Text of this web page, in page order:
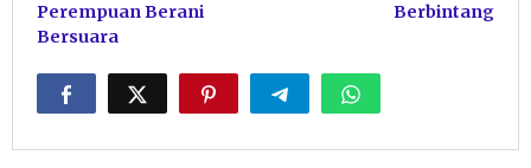
Perempuan Berani
Bersuara
Berbintang